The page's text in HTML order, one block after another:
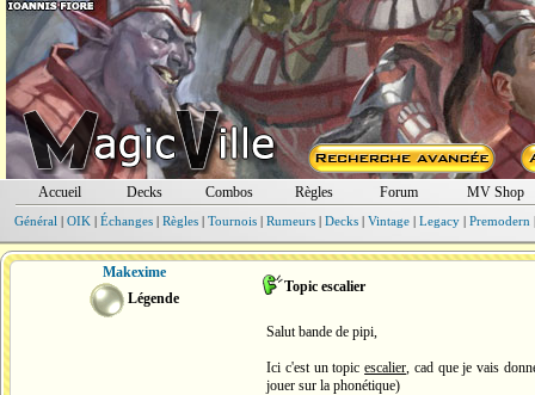
Accueil Decks Combos Règles Forum MV Shop
Général | OIK | Échanges| Règles| Tournois| Rumeurs| Decks| Vintage| Legacy| Premodern
Makexime
Légende
Topic escalier
Salut bande de pipi,
Ici c'est un topicescalier, cad que je vais
jouer sur la phonétique)